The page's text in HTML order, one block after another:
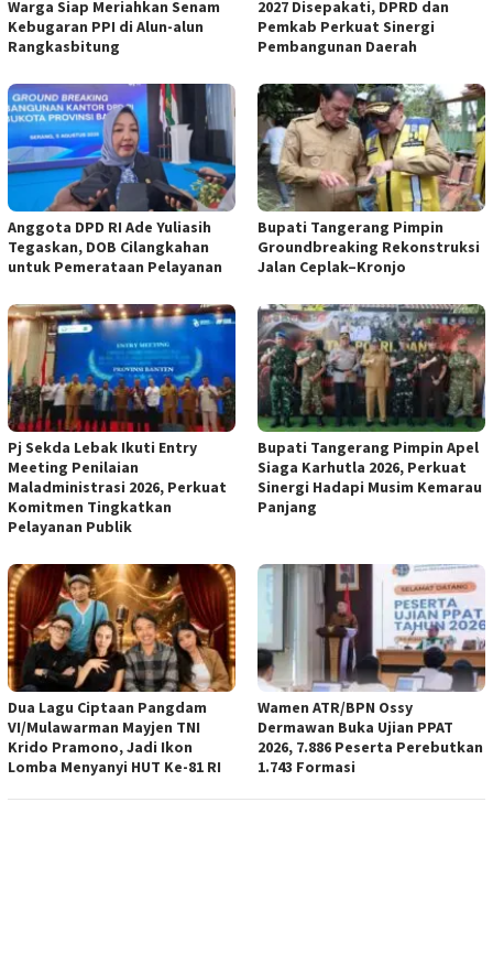
Warga Siap Meriahkan Senam
Kebugaran PPI di Alun-alun
Rangkasbitung
2027 Disepakati, DPRD dan
Pemkab Perkuat Sinergi
Pembangunan Daerah
Anggota DPD RI Ade Yuliasih
Tegaskan, DOB Cilangkahan
untuk Pemerataan Pelayanan
Bupati Tangerang Pimpin
Groundbreaking Rekonstruksi
Jalan Ceplak–Kronjo
Pj Sekda Lebak Ikuti Entry
Meeting Penilaian
Maladministrasi 2026, Perkuat
Komitmen Tingkatkan
Pelayanan Publik
Bupati Tangerang Pimpin Apel
Siaga Karhutla 2026, Perkuat
Sinergi Hadapi Musim Kemarau
Panjang
Dua Lagu Ciptaan Pangdam
VI/Mulawarman Mayjen TNI
Krido Pramono, Jadi Ikon
Lomba Menyanyi HUT Ke-81 RI
Wamen ATR/BPN Ossy
Dermawan Buka Ujian PPAT
2026, 7.886 Peserta Perebutkan
1.743 Formasi